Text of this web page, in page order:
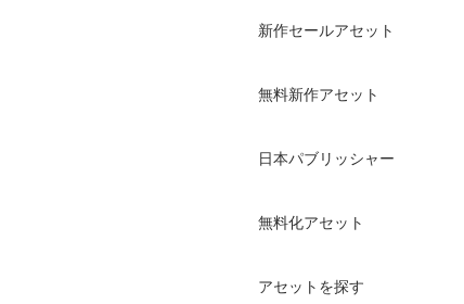
新作セールアセット
無料新作アセット
日本パブリッシャー
無料化アセット
アセットを探す